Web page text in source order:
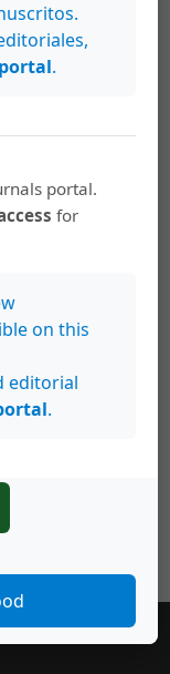
autor/a
la mismidad y
lectura de El
,Káñina: Vol.
.
portal.
for
on this
editorial
.